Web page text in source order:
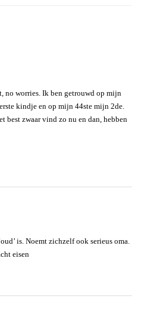
no worries. Ik ben getrouwd op mijn
kindje en op mijn 44ste mijn 2de.
best zwaar vind zo nu en dan, hebben
is. Noemt zichzelf ook serieus oma.
eisen